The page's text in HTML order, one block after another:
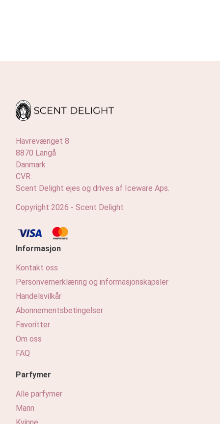
Havrevænget 8
8870 Langå
Danmark
CVR:
Scent Delight ejes og drives af Iceware Aps.
Copyright 2026 - Scent Delight
Informasjon
Kontakt oss
Personvernerklæring og informasjonskapsler
Handelsvilkår
Abonnementsbetingelser
Favoritter
Om oss
FAQ
Parfymer
Alle parfymer
Mann